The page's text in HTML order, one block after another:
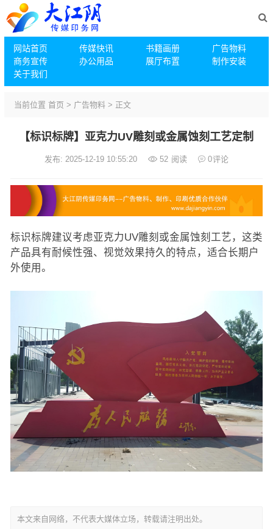
网站首页 传媒快讯 书籍画册
广告物料
商务宣传
办公用品 展厅布置
制作安装
关于我们
当前位置 首页 > 广告物料> 正文
【标识标牌】亚克力UV雕刻或金属蚀刻工艺定制
发布: 2025-12-19 10:55:20 52 阅读 0评论
标识标牌建议考虑亚克力UV雕刻或金属蚀刻工艺，这类
产品具有耐候性强、视觉效果持久的特点，适合长期户
外使用。
本文来自网络，不代表大媒体立场，转载请注明出处。